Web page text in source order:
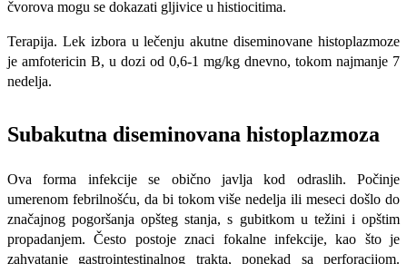
čvorova mogu se dokazati gljivice u histiocitima.
Terapija. Lek izbora u lečenju akutne diseminovane histoplazmoze
je amfotericin B, u dozi od 0,6-1 mg/kg dnevno, tokom najmanje 7
nedelja.
Subakutna diseminovana histoplazmoza
Ova forma infekcije se obično javlja kod odraslih. Počinje
umerenom febrilnošću, da bi tokom više nedelja ili meseci došlo do
značajnog pogoršanja opšteg stanja, s gubitkom u težini i opštim
pro­padanjem. Često postoje znaci fokalne infekcije, kao što je
zahvatanje gastrointestinalnog trakta, ponekad sa perforacijom.